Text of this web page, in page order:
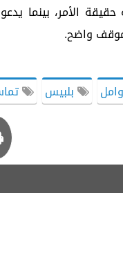
الأمر، بينما
موقف واضح.
بلبيس